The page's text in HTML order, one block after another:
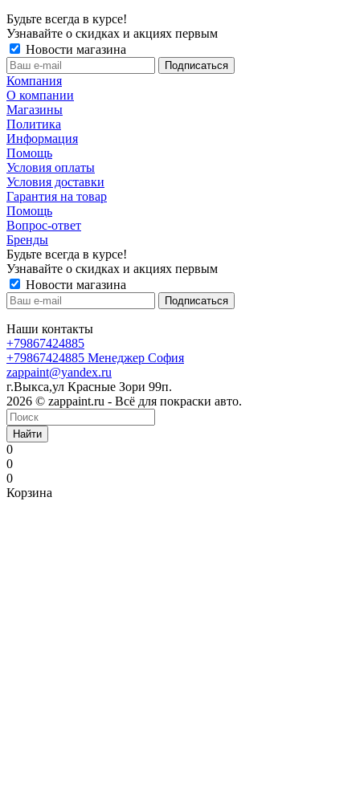
Будьте всегда в курсе!
Узнавайте о скидках и акциях первым
Новости магазина
Компания
О компании
Магазины
Политика
Информация
Помощь
Условия оплаты
Условия доставки
Гарантия на товар
Помощь
Вопрос-ответ
Бренды
Будьте всегда в курсе!
Узнавайте о скидках и акциях первым
Новости магазина
Наши контакты
+79867424885
+79867424885 Менеджер София
zappaint@yandex.ru
г.Выкса,ул Красные Зори 99п.
2026 © zappaint.ru - Всё для покраски авто.
Найти
0
0
0
Корзина